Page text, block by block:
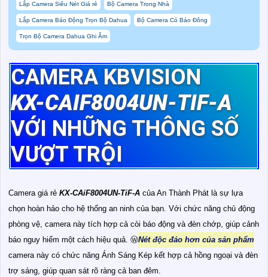
Lắp Camera Siêu Nét Giá rẻ Bộ Camera Trong Nhà
Lắp Camera Báo Động Trọn Bộ Dahua Bộ Camera Có Báo Đông
Trọn Bộ Camera Dahua Ghi Âm
CAMERA KBVISION
KX-CAIF8004UN-TIF-A
VỚI NHỮNG THÔNG SỐ
VƯỢT TRỘI
Camera giá rẻ KX-CAiF8004UN-TiF-A của An Thành Phát là sự lựa
chọn hoàn hảo cho hệ thống an ninh của bạn. Với chức năng chủ động
phòng vệ, camera này tích hợp cả còi báo động và đèn chớp, giúp cảnh
báo nguy hiểm một cách hiệu quả. ⓌNét độc đáo hơn của sản phẩm
camera này có chức năng Ánh Sáng Kép kết hợp cả hồng ngoại và đèn
trợ sáng, giúp quan sát rõ ràng cả ban đêm.